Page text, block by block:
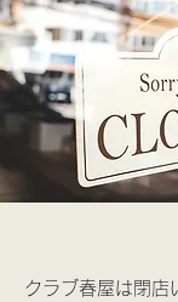
クラブ春屋は閉店